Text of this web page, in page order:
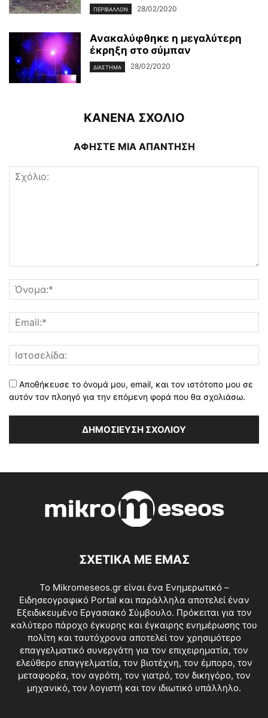
ΠΕΡΙΒΆΛΛΟΝ 28/02/2020
Ανακαλύφθηκε η μεγαλύτερη
έκρηξη στο σύμπαν
ΔΙΆΣΤΗΜΑ 28/02/2020
ΚΑΝΕΝΑ ΣΧΟΛΙΟ
ΑΦΗΣΤΕ ΜΙΑ ΑΠΑΝΤΗΣΗ
Αποθήκευσε το όνομά μου, email, και τον ιστότοπο μου σε
αυτόν τον πλοηγό για την επόμενη φορά που θα σχολιάσω.
ΣΧΕΤΙΚΑ ΜΕ ΕΜΑΣ
Το Mikromeseos.gr είναι ένα Ενημερωτικό –
Ειδησεογραφικό Portal και παράλληλα αποτελεί έναν
Εξειδικευμένο Εργασιακό Σύμβουλο. Πρόκειται για τον
καλύτερο πάροχο έγκυρης και έγκαιρης ενημέρωσης του
πολίτη και ταυτόχρονα αποτελεί τον χρησιμότερο
επαγγελματικό συνεργάτη για τον επιχειρηματία, τον
ελεύθερο επαγγελματία, τον βιοτέχνη, τον έμπορο, τον
μεταφορέα, τον αγρότη, τον γιατρό, τον δικηγόρο, τον
μηχανικό, τον λογιστή και τον ιδιωτικό υπάλληλο.